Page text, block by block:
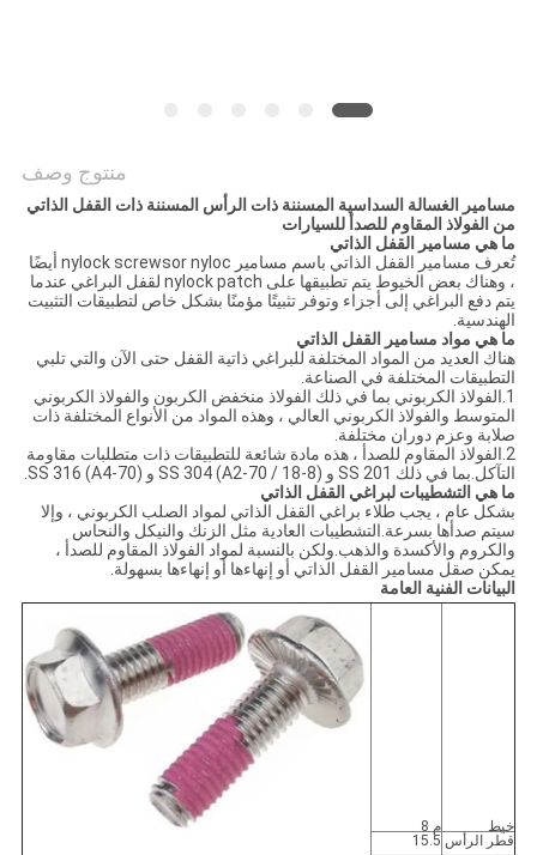
منتوج وصف
مسامير الغسالة السداسية المسننة ذات الرأس المسننة ذات القفل الذاتي
من الفولاذ المقاوم للصدأ للسيارات
ما هي مسامير القفل الذاتي
تُعرف مسامير القفل الذاتي باسم مسامير nylock screwsor nyloc أيضًا
، وهناك بعض الخيوط يتم تطبيقها على nylock patch لقفل البراغي عندما
يتم دفع البراغي إلى أجزاء وتوفر تثبيتًا مؤمنًا بشكل خاص لتطبيقات التثبيت
الهندسية.
ما هي مواد مسامير القفل الذاتي
هناك العديد من المواد المختلفة للبراغي ذاتية القفل حتى الآن والتي تلبي
التطبيقات المختلفة في الصناعة.
1.الفولاذ الكربوني بما في ذلك الفولاذ منخفض الكربون والفولاذ الكربوني
المتوسط ​​والفولاذ الكربوني العالي ، وهذه المواد من الأنواع المختلفة ذات
صلابة وعزم دوران مختلفة.
2.الفولاذ المقاوم للصدأ ، هذه مادة شائعة للتطبيقات ذات متطلبات مقاومة
التآكل.بما في ذلك SS 201 و SS 304 (A2-70 / 18-8) و SS 316 (A4-70).
ما هي التشطيبات لبراغي القفل الذاتي
بشكل عام ، يجب طلاء براغي القفل الذاتي لمواد الصلب الكربوني ، وإلا
سيتم صدأها بسرعة.التشطيبات العادية مثل الزنك والنيكل والنحاس
والكروم والأكسدة والذهب.ولكن بالنسبة لمواد الفولاذ المقاوم للصدأ ،
يمكن صقل مسامير القفل الذاتي أو إنهاءها أو إنهاءها بسهولة.
البيانات الفنية العامة
خيط
م 8
قطر الرأس 15.5